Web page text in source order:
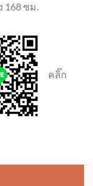
168 ซม.
คลิ๊ก